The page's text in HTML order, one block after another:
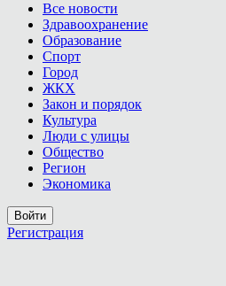
Все новости
Здравоохранение
Образование
Спорт
Город
ЖКХ
Закон и порядок
Культура
Люди с улицы
Общество
Регион
Экономика
Войти
Регистрация